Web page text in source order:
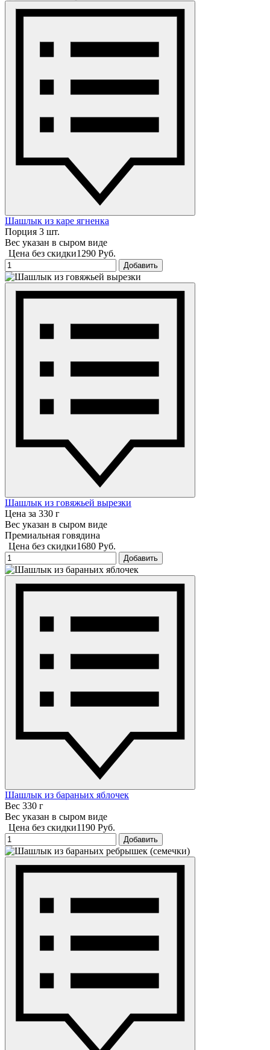
Шашлык из каре ягненка
Порция 3 шт.
Вес указан в сыром виде
Цена без скидки1290 Руб.
Добавить
Шашлык из говяжьей вырезки
Цена за 330 г
Вес указан в сыром виде
Премиальная говядина
Цена без скидки1680 Руб.
Добавить
Шашлык из бараньих яблочек
Вес 330 г
Вес указан в сыром виде
Цена без скидки1190 Руб.
Добавить